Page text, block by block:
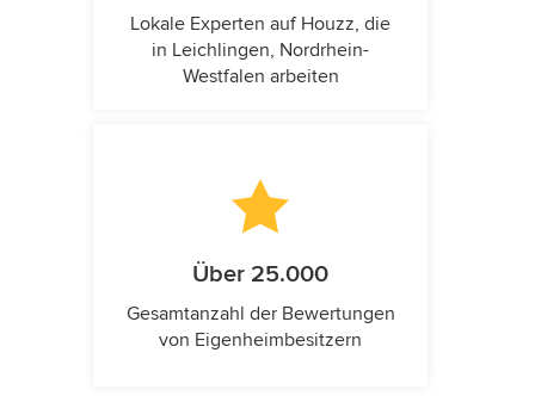
Lokale Experten auf Houzz, die
in Leichlingen, Nordrhein-
Westfalen arbeiten
Über 25.000
Gesamtanzahl der Bewertungen
von Eigenheimbesitzern